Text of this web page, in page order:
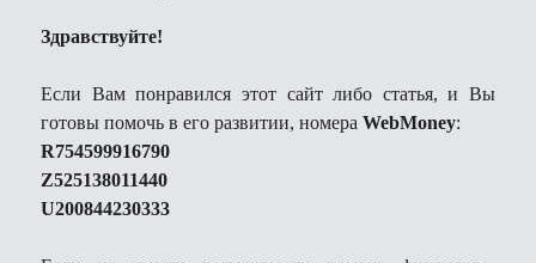
Здравствуйте!
Если Вам понравился этот сайт либо статья, и Вы
готовы помочь в его развитии, номераWebMoney:
R754599916790
Z525138011440
U200844230333